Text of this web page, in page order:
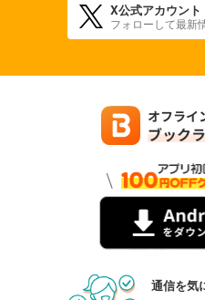
X公式アカウント
フォローして最新
通信を気